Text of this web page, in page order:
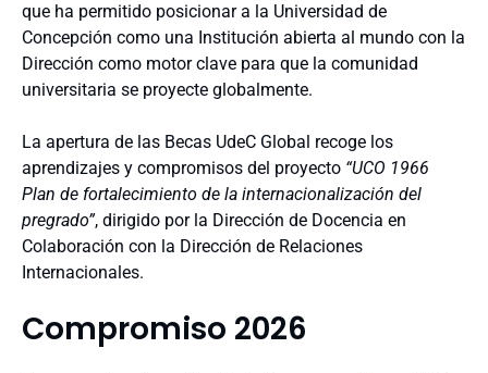
que ha permitido posicionar a la Universidad de
Concepción como una Institución abierta al mundo con la
Dirección como motor clave para que la comunidad
universitaria se proyecte globalmente.
La apertura de las Becas UdeC Global recoge los
aprendizajes y compromisos del proyecto “UCO 1966
Plan de fortalecimiento de la internacionalización del
pregrado”, dirigido por la Dirección de Docencia en
Colaboración con la Dirección de Relaciones
Internacionales.
Compromiso 2026